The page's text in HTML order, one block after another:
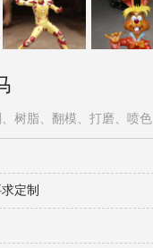
树脂、翻模、打磨、喷色
定制